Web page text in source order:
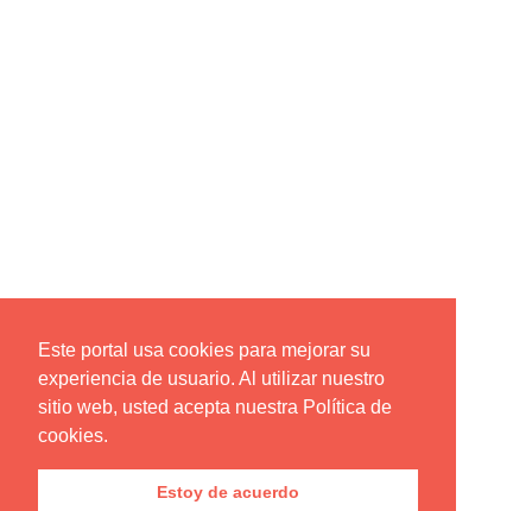
Este portal usa cookies para mejorar su
experiencia de usuario. Al utilizar nuestro
sitio web, usted acepta nuestra Política de
cookies.
Estoy de acuerdo